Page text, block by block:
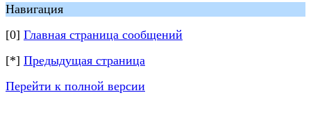
Навигация
[0] Главная страница сообщений
[*] Предыдущая страница
Перейти к полной версии